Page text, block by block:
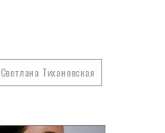
Светлана Тихановская